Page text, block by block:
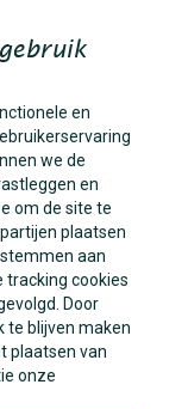
en
we de
en
om de site te
plaatsen
aan
tracking cookies
Door
te blijven maken
plaatsen van
onze